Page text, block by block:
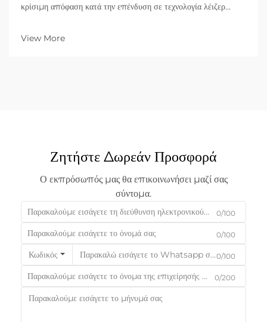
κρίσιμη απόφαση κατά την επένδυση σε τεχνολογία λέιζερ
επιλογή επηρεάζει σημαντικά την αποδοτικότητα παραγωγής,
View More
Ζητήστε Δωρεάν Προσφορά
Ο εκπρόσωπός μας θα επικοινωνήσει μαζί σας
σύντομα.
0/100
0/100
Κωδικός 0/100
0/200